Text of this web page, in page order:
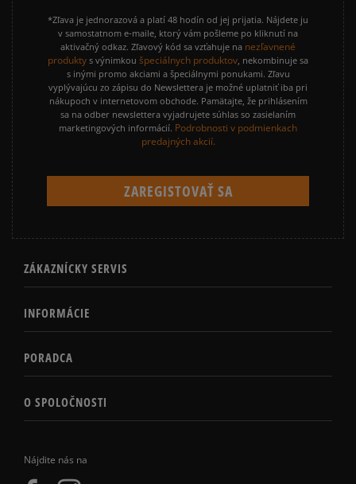
Nájdite nás na
*Zľava je jednorazová a platí 48 hodín od jej prijatia. Nájdete ju
v samostatnom e-maile, ktorý vám pošleme po kliknutí na
aktivačný odkaz. Zľavový kód sa vzťahuje na nezľavnené
produkty s výnimkou špeciálnych produktov , nekombinuje sa
s inými promo akciami a špeciálnymi ponukami. Zľavu
vyplývajúcu zo zápisu do Newslettera je možné uplatniť iba pri
nákupoch v internetovom obchode. Pamätajte, že prihlásením
sa na odber newslettera vyjadrujete súhlas so zasielaním
marketingových informácií. Podrobnosti v podmienkach
predajných akcií.
ZÁKAZNÍCKY SERVIS
INFORMÁCIE
PORADCA
O SPOLOČNOSTI